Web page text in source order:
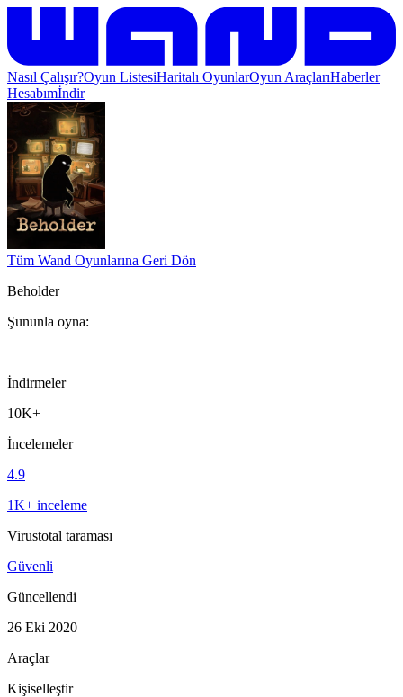
Nasıl Çalışır?Oyun ListesiHaritalı OyunlarOyun AraçlarıHaberler
Hesabımİndir
Tüm Wand Oyunlarına Geri Dön
Beholder
Şununla oyna:
İndirmeler
10K+
İncelemeler
4.9
1K+ inceleme
Virustotal taraması
Güvenli
Güncellendi
26 Eki 2020
Araçlar
Kişiselleştir